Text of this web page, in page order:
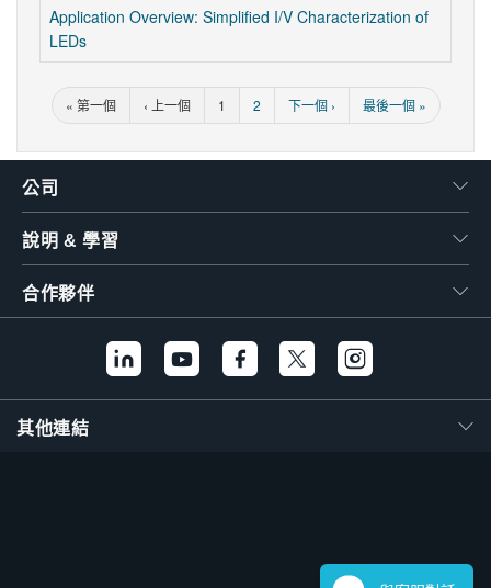
Application Overview: Simplified I/V Characterization of
LEDs
« 第一個 ‹ 上一個 1 2 下一個 › 最後一個 »
公司
說明 & 學習
合作夥伴
其他連結